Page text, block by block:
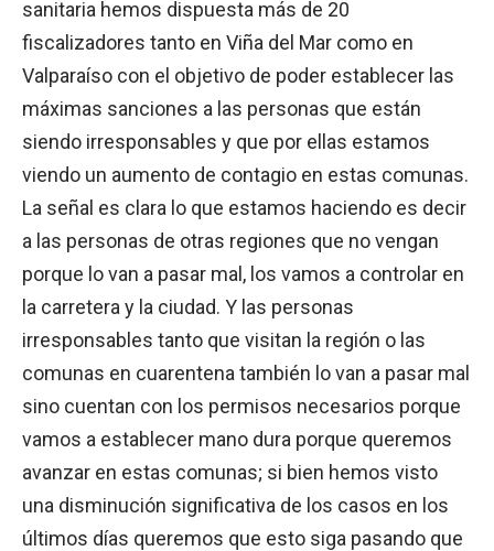
sanitaria hemos dispuesta más de 20
fiscalizadores tanto en Viña del Mar como en
Valparaíso con el objetivo de poder establecer las
máximas sanciones a las personas que están
siendo irresponsables y que por ellas estamos
viendo un aumento de contagio en estas comunas.
La señal es clara lo que estamos haciendo es decir
a las personas de otras regiones que no vengan
porque lo van a pasar mal, los vamos a controlar en
la carretera y la ciudad. Y las personas
irresponsables tanto que visitan la región o las
comunas en cuarentena también lo van a pasar mal
sino cuentan con los permisos necesarios porque
vamos a establecer mano dura porque queremos
avanzar en estas comunas; si bien hemos visto
una disminución significativa de los casos en los
últimos días queremos que esto siga pasando que